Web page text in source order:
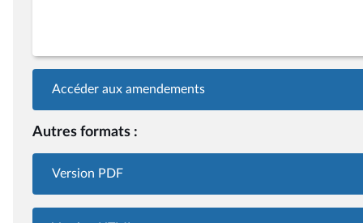
Accéder aux amendements
Autres formats :
Version PDF